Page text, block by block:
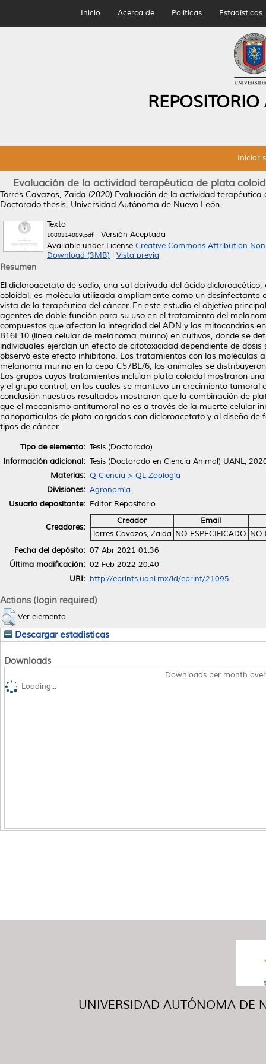
Inicio Acerca de Políticas Estadísticas
Iniciar
Evaluación de la actividad terapéutica de plata
Torres Cavazos, Zaida (2020) Evaluación de la actividad
Doctorado thesis, Universidad Autónoma de Nuevo León.
Texto
1080314889.pdf- Versión Aceptada
Available under License Creative Commons Attribution
Download (3MB)
Vista previa
Resumen
El dicloroacetato de sodio, una sal derivada del ácido
coloidal, es molécula utilizada ampliamente como un
vista de la terapéutica del cáncer. En este estudio el objetivo
agentes de doble función para su uso en el tratamiento del
compuestos que afectan la integridad del ADN y las mitocondrias
B16F10 (línea celular de melanoma murino) en cultivos, donde se
individuales ejercían un efecto de citotoxicidad dependiente de
observó este efecto inhibitorio. Los tratamientos con las moléculas
melanoma murino en la cepa C57BL/6, los animales se
Los grupos cuyos tratamientos incluían plata coloidal mostraron
y el grupo control, en los cuales se mantuvo un crecimiento
conclusión nuestros resultados mostraron que la combinación de
que el mecanismo antitumoral no es a través de la muerte celular
nanopartículas de plata cargadas con dicloroacetato y al diseño
tipos de cáncer.
Tipo de elemento: Tesis (Doctorado)
Información adicional: Tesis (Doctorado en Ciencia Animal) UANL,
Materias: Q Ciencia > QL Zoología
Divisiones: Agronomía
Usuario depositante: Editor Repositorio
Creadores:
Creador
Email
Torres Cavazos, Zaida NO ESPECIFICADO NO
Fecha del depósito: 07 Abr 2021 01:36
Última modificación: 02 Feb 2022 20:40
URI: http://eprints.uanl.mx/id/eprint/21095
Actions (login required)
Ver elemento
Descargar estadísticas
Downloads
Downloads per month
Loading...
UNIVERSIDAD AUTÓNOMA DE